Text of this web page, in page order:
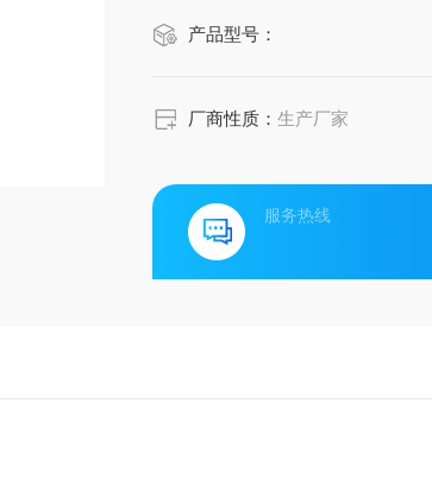
产品型号：
厂商性质：生产厂家
服务热线